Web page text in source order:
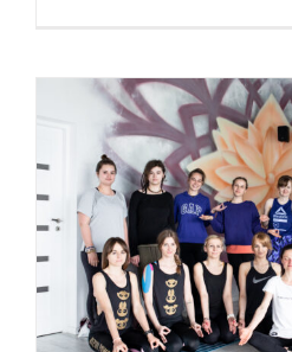
WYNAJEM naszej
Aktualności